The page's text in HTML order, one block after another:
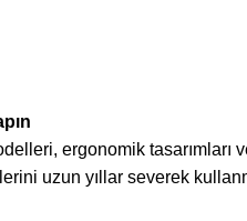
ergonomik tasarımları
uzun yıllar severek